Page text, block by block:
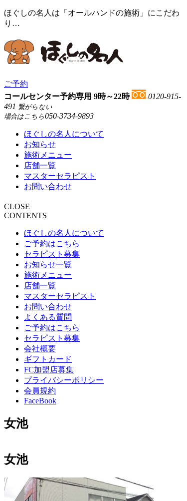
ほぐしの名人は「オールハンドの施術」にこだわ
り…
ご予約
コールセンター予約専用 9時～22時
0120-915-
491 繋がらない
場合はこちら050-3734-9893
ほぐしの名人について
お知らせ
施術メニュー
店舗一覧
マスターセラピスト
お問い合わせ
CLOSE
CONTENTS
ほぐしの名人について
ご予約はこちら
セラピスト募集
お知らせ一覧
施術メニュー
店舗一覧
マスターセラピスト
お問い合わせ
よくある質問
ご予約はこちら
セラピスト募集
会社概要
ギフトカード
FC加盟店募集
プライバシーポリシー
会員規約
FaceBook
女池
女池